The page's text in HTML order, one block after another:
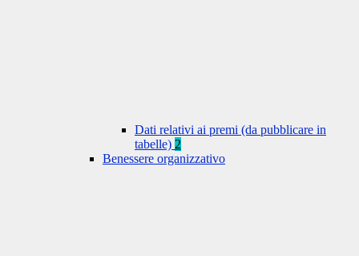
Dati relativi ai premi (da pubblicare in
tabelle) 2
Benessere organizzativo